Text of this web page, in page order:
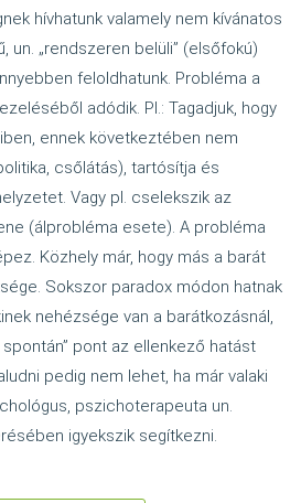
hívhatunk valamely nem kívánatos
un. „rendszeren belüli” (elsőfokú)
feloldhatunk. Probléma a
adódik. Pl.: Tagadjuk, hogy
ennek következtében nem
csőlátás), tartósítja és
Vagy pl. cselekszik az
(álprobléma esete). A probléma
Közhely már, hogy más a barát
Sokszor paradox módon hatnak
nehézsége van a barátkozásnál,
spontán” pont az ellenkező hatást
pedig nem lehet, ha már valaki
pszichoterapeuta un.
igyekszik segítkezni.